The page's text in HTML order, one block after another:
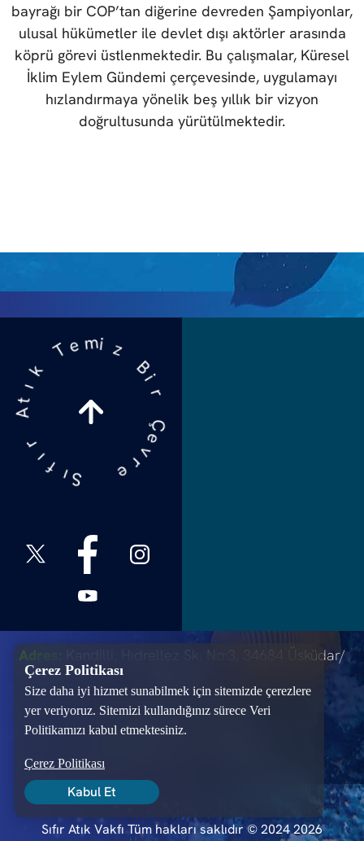
bayrağı bir COP’tan diğerine devreden Şampiyonlar,
ulusal hükümetler ile devlet dışı aktörler arasında
köprü görevi üstlenmektedir. Bu çalışmalar, Küresel
İklim Eylem Gündemi çerçevesinde, uygulamayı
hızlandırmaya yönelik beş yıllık bir vizyon
doğrultusunda yürütülmektedir.
ı
f
ı
r
t
ı
k
T em i z B i
r
e
v
r
e
Adres:
Kandilli, Hıdrellez Sk. No:3, 34684 Üsküdar/
T:+90 216 651 20 00
Sıfır Atık Vakfı Tüm hakları saklıdır © 20242026
Çerez Politikası
Size daha iyi hizmet sunabilmek için sitemizde çerezlere
yer veriyoruz. Sitemizi kullandığınız sürece Veri
Politikamızı kabul etmektesiniz.
Çerez Politikası
Kabul Et